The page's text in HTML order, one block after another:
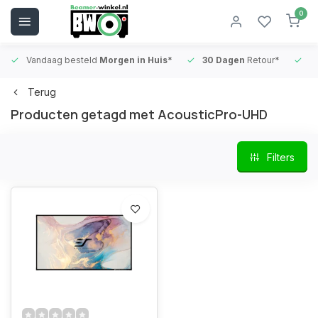
0
Vandaag besteld Morgen in Huis* 30 Dagen Retour*
Terug
Producten getagd met AcousticPro-UHD
Filters